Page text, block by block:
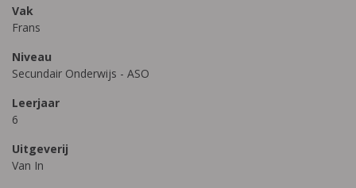
Vak
Frans
Niveau
Secundair Onderwijs - ASO
Leerjaar
6
Uitgeverij
Van In